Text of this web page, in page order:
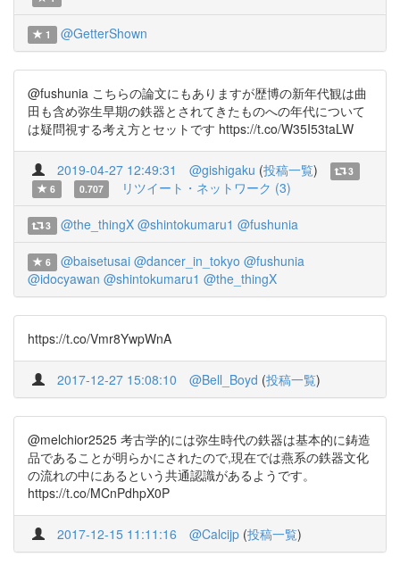
1 @GetterShown
@fushunia こちらの論文にもありますが歴博の新年代観は曲
田も含め弥生早期の鉄器とされてきたものへの年代について
は疑問視する考え方とセットです https://t.co/W35I53taLW
2019-04-27 12:49:31 @gishigaku (投稿一覧)
3
6
0.707 リツイート・ネットワーク (3)
3 @the_thingX @shintokumaru1 @fushunia
6 @baisetusai @dancer_in_tokyo @fushunia
@idocyawan @shintokumaru1 @the_thingX
https://t.co/Vmr8YwpWnA
2017-12-27 15:08:10 @Bell_Boyd (投稿一覧)
@melchior2525 考古学的には弥生時代の鉄器は基本的に鋳造
品であることが明らかにされたので,現在では燕系の鉄器文化
の流れの中にあるという共通認識があるようです。
https://t.co/MCnPdhpX0P
2017-12-15 11:11:16 @Calcijp (投稿一覧)